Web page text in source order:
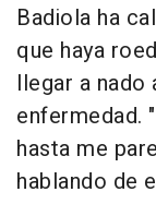
Badiola ha
que haya
llegar a
enfermedad.
hasta me
hablando de